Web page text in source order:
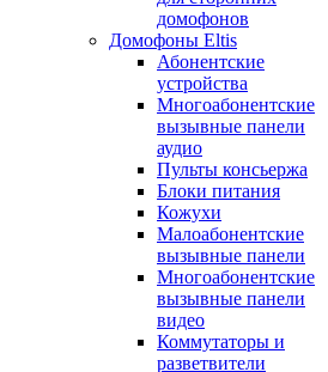
домофонов
Домофоны Eltis
Абонентские
устройства
Многоабонентские
вызывные панели
аудио
Пульты консьержа
Блоки питания
Кожухи
Малоабонентские
вызывные панели
Многоабонентские
вызывные панели
видео
Коммутаторы и
разветвители